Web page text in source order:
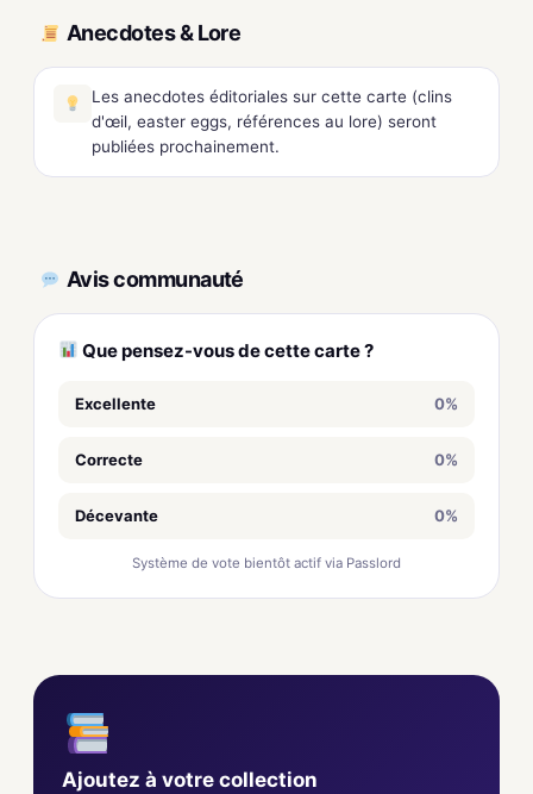
Anecdotes & Lore
Les anecdotes éditoriales sur cette carte (clins
d'œil, easter eggs, références au lore) seront
publiées prochainement.
Avis communauté
Que pensez-vous de cette carte ?
Excellente 0%
Correcte 0%
Décevante 0%
Système de vote bientôt actif via Passlord
Ajoutez à votre collection